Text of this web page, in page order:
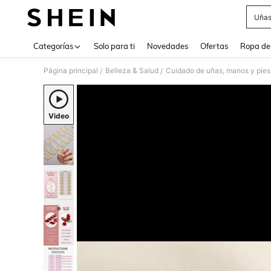
Categorías Solo para ti Novedades Ofertas Ropa
Página principal / Belleza & Salud / Cuidado de uñas, manos y pies
Video